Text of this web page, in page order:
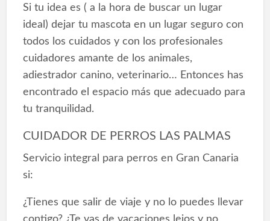
Si tu idea es ( a la hora de buscar un lugar
ideal) dejar tu mascota en un lugar seguro con
todos los cuidados y con los profesionales
cuidadores amante de los animales,
adiestrador canino, veterinario… Entonces has
encontrado el espacio más que adecuado para
tu tranquilidad.
CUIDADOR DE PERROS LAS PALMAS
Servicio integral para perros en Gran Canaria
si:
¿Tienes que salir de viaje y no lo puedes llevar